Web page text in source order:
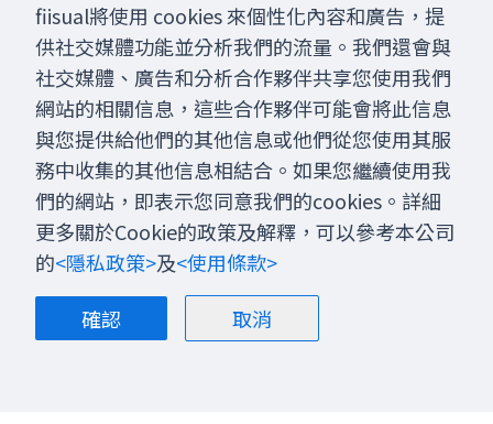
fiisual將使用 cookies 來個性化內容和廣告，提
供社交媒體功能並分析我們的流量。我們還會與
社交媒體、廣告和分析合作夥伴共享您使用我們
網站的相關信息，這些合作夥伴可能會將此信息
與您提供給他們的其他信息或他們從您使用其服
務中收集的其他信息相結合。如果您繼續使用我
們的網站，即表示您同意我們的cookies。詳細
更多關於Cookie的政策及解釋，可以參考本公司
的<隱私政策>及<使用條款>
確認
取消